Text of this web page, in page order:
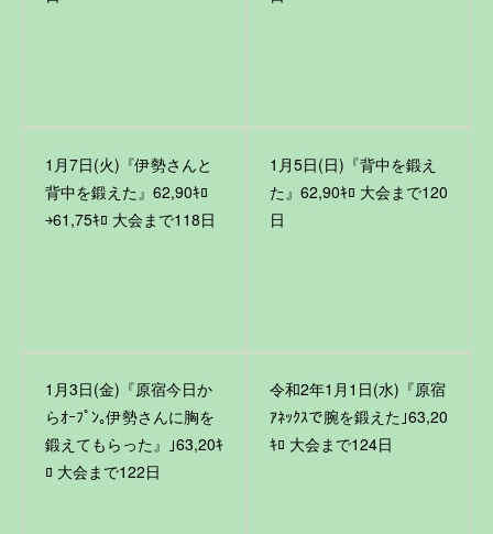
1月7日(火)『伊勢さんと
背中を鍛えた』62,90ｷﾛ
￫61,75ｷﾛ 大会まで118日
1月5日(日)『背中を鍛え
た』62,90ｷﾛ 大会まで120
日
1月3日(金)『原宿今日か
らｵｰﾌﾟﾝ｡伊勢さんに胸を
鍛えてもらった』｣63,20ｷ
ﾛ 大会まで122日
令和2年1月1日(水)『原宿
ｱﾈｯｸｽで腕を鍛えた｣63,20
ｷﾛ 大会まで124日